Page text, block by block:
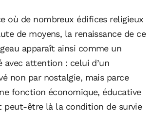
où de nombreux édifices religieux
de moyens, la renaissance de ce
apparaît ainsi comme un
avec attention : celui d’un
non par nostalgie, mais parce
fonction économique, éducative
peut-être là la condition de survie